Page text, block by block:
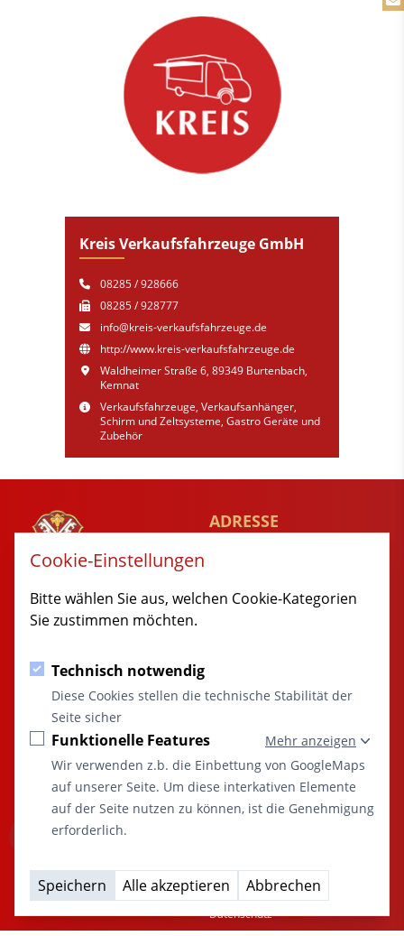
A
Kreis Verkaufsfahrzeuge GmbH
08285 / 928666
08285 / 928777
info@kreis-verkaufsfahrzeuge.de
http://www.kreis-verkaufsfahrzeuge.de
Waldheimer Straße 6, 89349 Burtenbach,
Kemnat
Verkaufsfahrzeuge, Verkaufsanhänger,
Schirm und Zeltsysteme, Gastro Geräte und
Zubehör
Cookie-Einstellungen
Bitte wählen Sie aus, welchen Cookie-Kategorien
Sie zustimmen möchten.
Technisch notwendig
Diese Cookies stellen die technische Stabilität der
Seite sicher
Funktionelle Features
Mehr anzeigen
Wir verwenden z.b. die Einbettung von GoogleMaps
auf unserer Seite. Um diese interkativen Elemente
auf der Seite nutzen zu können, ist die Genehmigung
erforderlich.
Speichern Alle akzeptieren Abbrechen
BURTENBACH
ADRESSE
KONTAKT
08285 / 9998-0
rathaus@burtenbach.de
Startseite
Marktgemeinde
Öffentliche Einrichtungen
Freizeit und Kultur
Vereine
Kontakt
Impressum
Datenschutz
“Marktgemeinde
Burtenbach:
Ort des
und der Vielfalt”